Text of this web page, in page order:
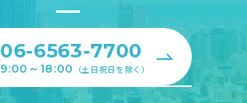
06-6563-7700
9:00～18:00 （土日祝日を除く）